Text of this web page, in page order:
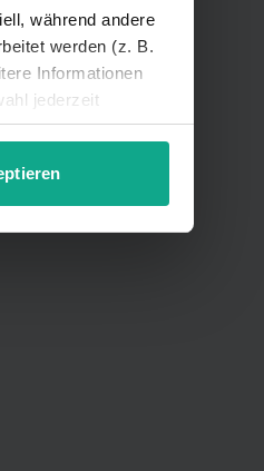
während andere
werden (z. B.
Informationen
jederzeit